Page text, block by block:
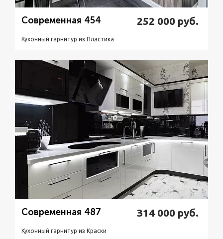
Современная 454 252 000 руб.
Кухонный гарнитур из Пластикa
Подробнее Узнать стоимость
Современная 487 314 000 руб.
Кухонный гарнитур из Краски